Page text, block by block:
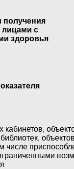
получения
лицами с
здоровья
числе